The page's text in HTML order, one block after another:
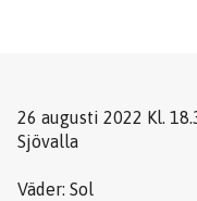
26 augusti 2022 Kl.
Sjövalla
Väder: Sol